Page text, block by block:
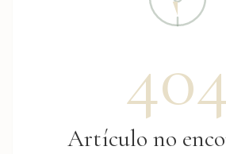
Artículo no